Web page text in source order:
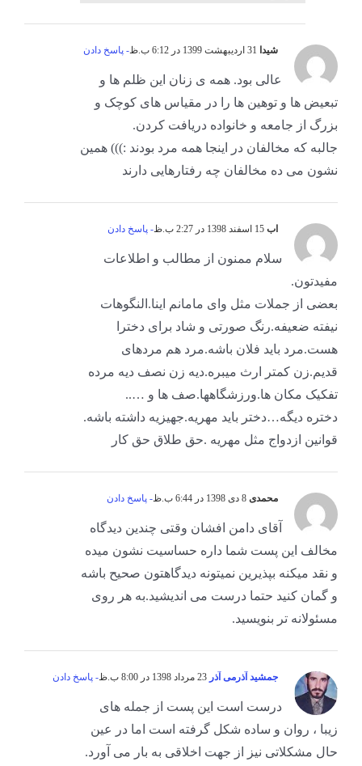
شیدا - پاسخ دادن
عالی بود. همه ی زنان این ظلم ها و
تبعیض ها و توهین ها را در مقیاس های کوچک و
بزرگ‌ از جامعه و خانواده دریافت کردن.
جالبه که مخالفان در اینجا همه مرد بودند :))) همین
نشون می ده مخالفان چه رفتارهایی دارند
اب - پاسخ دادن
سلام ممنون از مطالب و اطلاعات
مفیدتون.
بعضی از جملات مثل وای مامانم اینا.النگوهات
نیفته ضعیفه.رنگ صورتی و شاد برای دخترا
هست.مرد باید فلان باشه.مرد هم مردهای
قدیم.زن کمتر ارث میبره.دیه زن نصف دیه مرده
تفکیک مکان ها.ورزشگاهها.صف ها و …..
دختره دیگه…دختر باید مهریه.جهیزیه داشته باشه.
قوانین ازدواج مثل مهریه .حق طلاق حق کار
محمدی - پاسخ دادن
آقای دامن افشان وقتی چندین دیدگاه
مخالف این پست شما داره حساسیت نشون میده
و نقد میکنه بپذیرین نمیتونه دیدگاهتون صحیح باشه
و گمان کنید حتما درست می اندیشید.به هر روی
مسئولانه تر بنویسید.
جمشید آذرمی آذر - پاسخ دادن
درست است این پست از جمله های
زیبا ، روان و ساده شکل گرفته است اما در عین
حال مشکلاتی نیز از جهت اخلاقی به بار می آورد.